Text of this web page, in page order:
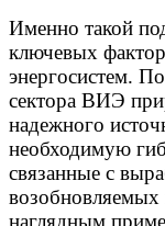
Именно такой
ключевых
энергосистем.
сектора ВИЭ
надежного
необходимую
связанные с